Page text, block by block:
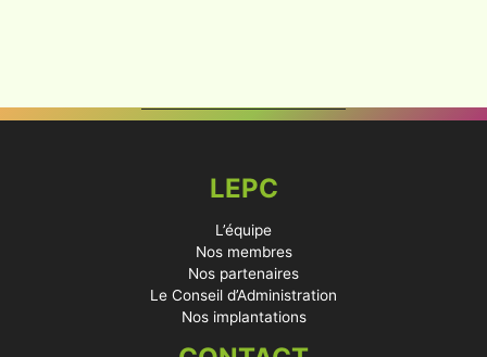
LEPC
L’équipe
Nos membres
Nos partenaires
Le Conseil d’Administration
Nos implantations